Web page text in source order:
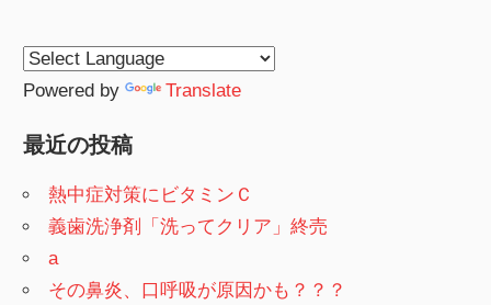
Powered by Translate
最近の投稿
熱中症対策にビタミンＣ
義歯洗浄剤「洗ってクリア」終売
a
その鼻炎、口呼吸が原因かも？？？